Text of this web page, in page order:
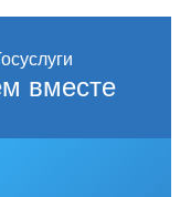
вместе